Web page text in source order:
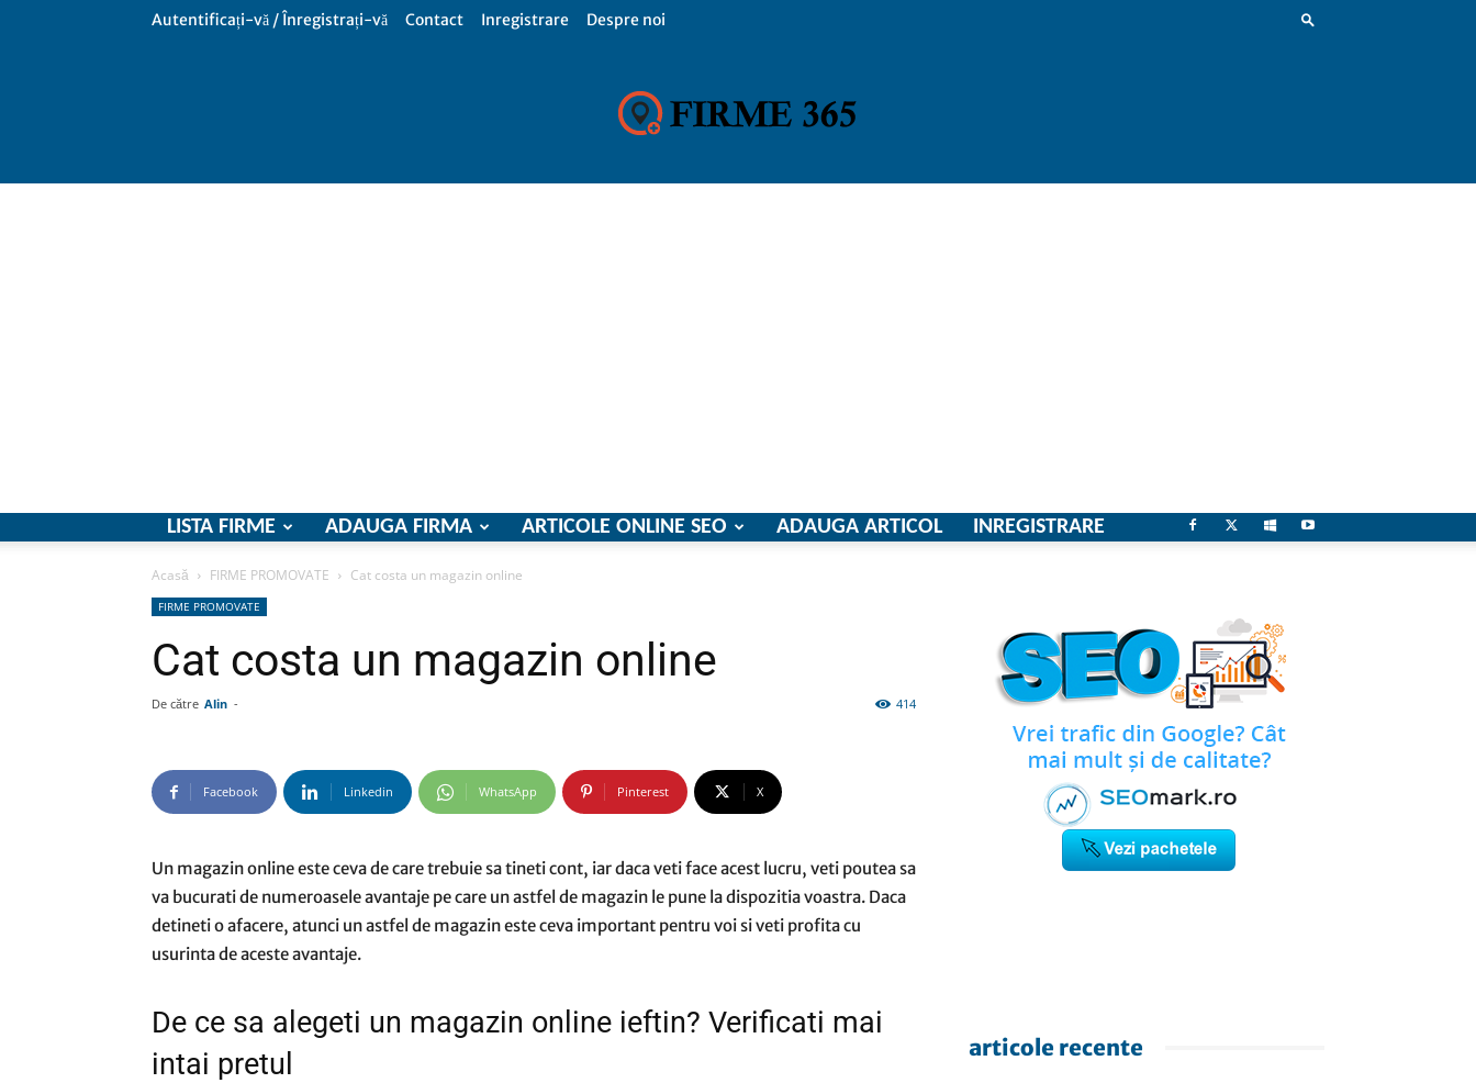
Autentificați-vă / Înregistrați-vă Contact Inregistrare Despre noi
si
comunicate
LISTA FIRME ADAUGA FIRMA ARTICOLE ONLINE SEO ADAUGA ARTICOL INREGISTRARE
Acasă FIRME PROMOVATE Cat costa un magazin online
FIRME PROMOVATE
Cat costa un magazin online
De către Alin - 414
Facebook Linkedin WhatsApp Pinterest X
Un magazin online este ceva de care trebuie sa tineti cont, iar daca veti face acest lucru, veti poutea sa
va bucurati de numeroasele avantaje pe care un astfel de magazin le pune la dispozitia voastra. Daca
detineti o afacere, atunci un astfel de magazin este ceva important pentru voi si veti profita cu
usurinta de aceste avantaje.
De ce sa alegeti un magazin online ieftin? Verificati mai
intai pretul
articole recente